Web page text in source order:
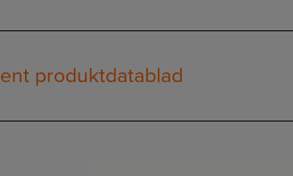
produktdatablad